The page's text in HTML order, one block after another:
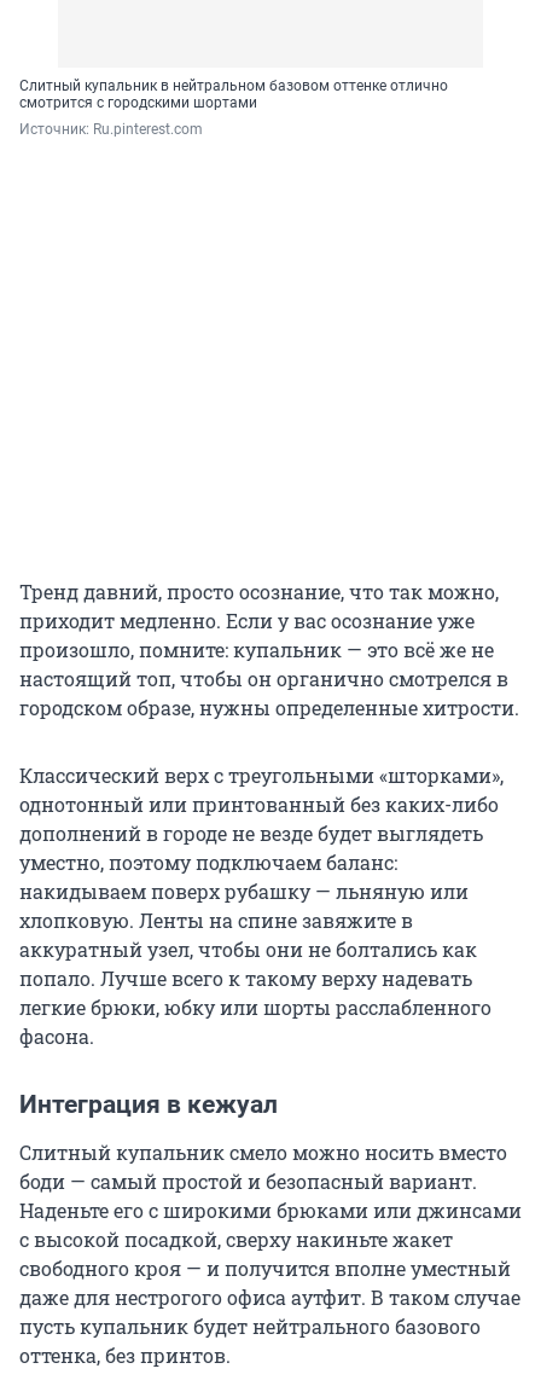
Слитный купальник в нейтральном базовом оттенке отлично
смотрится с городскими шортами
Источник: Ru.pinterest.com
Тренд давний, просто осознание, что так можно,
приходит медленно. Если у вас осознание уже
произошло, помните: купальник — это всё же не
настоящий топ, чтобы он органично смотрелся в
городском образе, нужны определенные хитрости.
Классический верх с треугольными «шторками»,
однотонный или принтованный без каких-либо
дополнений в городе не везде будет выглядеть
уместно, поэтому подключаем баланс:
накидываем поверх рубашку — льняную или
хлопковую. Ленты на спине завяжите в
аккуратный узел, чтобы они не болтались как
попало. Лучше всего к такому верху надевать
легкие брюки, юбку или шорты расслабленного
фасона.
Интеграция в кежуал
Слитный купальник смело можно носить вместо
боди — самый простой и безопасный вариант.
Наденьте его с широкими брюками или джинсами
с высокой посадкой, сверху накиньте жакет
свободного кроя — и получится вполне уместный
даже для нестрогого офиса аутфит. В таком случае
пусть купальник будет нейтрального базового
оттенка, без принтов.